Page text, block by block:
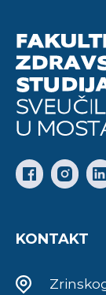
KONTAKT